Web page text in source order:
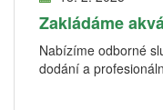
Zakládáme
Nabízíme odborné
dodání a